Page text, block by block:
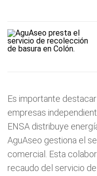
Es importante
empresas
ENSA distribuye
AguAseo gestiona el
comercial. Esta
recaudo del servicio